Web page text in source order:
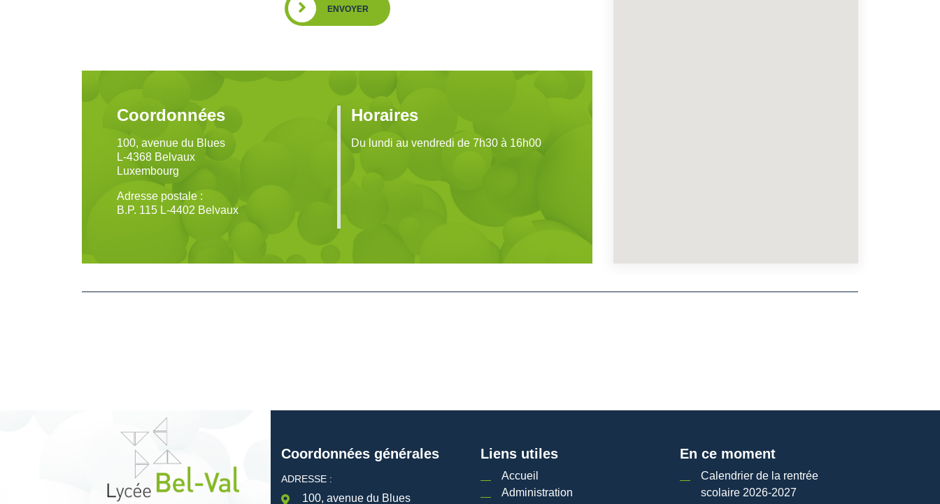
ENVOYER
Coordonnées
100, avenue du Blues
L-4368 Belvaux
Luxembourg
Adresse postale :
B.P. 115 L-4402 Belvaux
Horaires
Du lundi au vendredi de 7h30 à 16h00
Coordonnées générales
ADRESSE :
100, avenue du Blues
Liens utiles
Accueil
Administration
En ce moment
Calendrier de la rentrée
scolaire 2026-2027